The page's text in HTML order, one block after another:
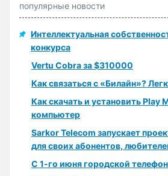
популярные новости
Интеллектуальная
конкурса
Vertu Cobra за $310000
Как связаться с «Билайн»?
Как скачать и установить Play
компьютер
Sarkor Telecom запускает
для своих абонентов,
С 1-го июня городской